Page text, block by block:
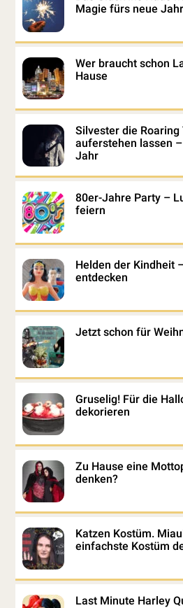
Magie fürs neue Jahr
Wer braucht schon
Hause
Silvester die
auferstehen lassen
Jahr
80er-Jahre Party –
feiern
Helden der Kindheit
entdecken
Jetzt schon für
Gruselig! Für die
dekorieren
Zu Hause eine
denken?
Katzen Kostüm.
einfachste Kostüm
Last Minute Harley